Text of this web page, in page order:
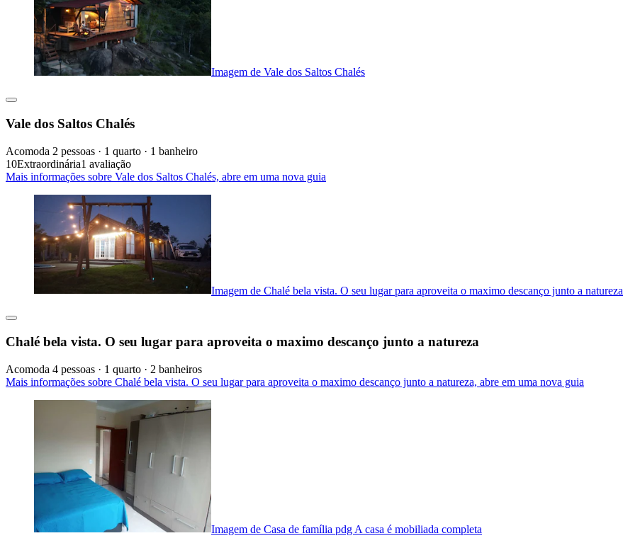
Imagem de Vale dos Saltos Chalés
Vale dos Saltos Chalés
Acomoda 2 pessoas · 1 quarto · 1 banheiro
10Extraordinária1 avaliação
Mais informações sobre Vale dos Saltos Chalés, abre em uma nova guia
Imagem de Chalé bela vista. O seu lugar para aproveita o maximo descanço junto a natureza
Chalé bela vista. O seu lugar para aproveita o maximo descanço junto a natureza
Acomoda 4 pessoas · 1 quarto · 2 banheiros
Mais informações sobre Chalé bela vista. O seu lugar para aproveita o maximo descanço junto a natureza, abre em uma nova guia
Imagem de Casa de família pdg A casa é mobiliada completa